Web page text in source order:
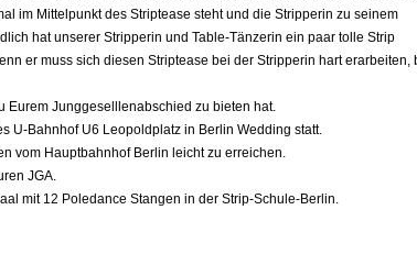
im Mittelpunkt des Striptease steht und die Stripperin zu seinem
hat unserer Stripperin und Table-Tänzerin ein paar tolle Strip
er muss sich diesen Striptease bei der Stripperin hart erarbeiten,
Eurem Junggeselllenabschied zu bieten hat.
U-Bahnhof U6 Leopoldplatz in Berlin Wedding statt.
vom Hauptbahnhof Berlin leicht zu erreichen.
JGA.
mit 12 Poledance Stangen in der Strip-Schule-Berlin.